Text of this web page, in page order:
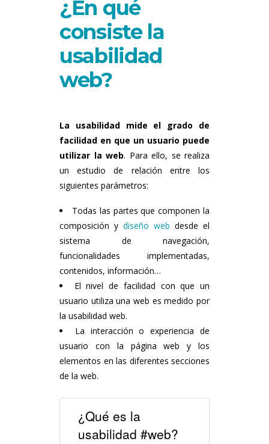
¿En qué
consiste la
usabilidad
web?
La
usabilidad mide el grado de
facilidad en que un usuario puede
utilizar la web. Para ello, se realiza
un estudio de relación entre los
siguientes parámetros:
Todas las partes que componen la
composición y diseño web desde el
sistema de navegación,
funcionalidades implementadas,
contenidos, información…
El nivel de facilidad con que un
usuario utiliza una web es medido por
la usabilidad web.
La interacción o experiencia de
usuario con la página web y los
elementos en las diferentes secciones
de la web.
¿Qué es la
usabilidad #web?